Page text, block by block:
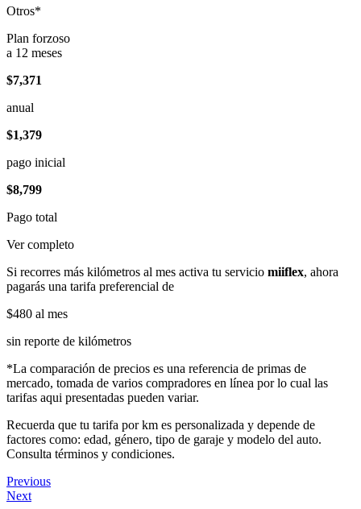
Otros*
Plan forzoso
a 12 meses
$7,371
anual
$1,379
pago inicial
$8,799
Pago total
Ver completo
Si recorres más kilómetros al mes activa tu servicio miiflex, ahora
pagarás una tarifa preferencial de
$480 al mes
sin reporte de kilómetros
*La comparación de precios es una referencia de primas de
mercado, tomada de varios compradores en línea por lo cual las
tarifas aqui presentadas pueden variar.
Recuerda que tu tarifa por km es personalizada y depende de
factores como: edad, género, tipo de garaje y modelo del auto.
Consulta términos y condiciones.
Previous
Next